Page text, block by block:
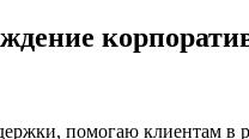
помогаю клиентам в